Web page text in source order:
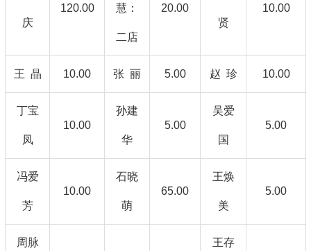
庆
120.00 慧：
二店
20.00
贤
10.00
王 晶 10.00 张 丽 5.00 赵 珍 10.00
丁宝
凤
10.00
孙建
华
5.00
吴爱
国
5.00
冯爱
芳
10.00
石晓
萌
65.00
王焕
美
5.00
周脉 王存